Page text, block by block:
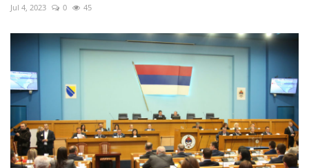
Jul 4, 2023 0 45